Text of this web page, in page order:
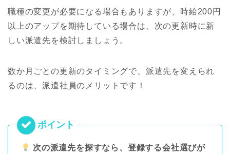
職種の変更が必要になる場合もありますが、時給200円
以上のアップを期待している場合は、次の更新時に新
しい派遣先を検討しましょう。
数か月ごとの更新のタイミングで、派遣先を変えられ
るのは、派遣社員のメリットです！
次の派遣先を探すなら、登録する会社選びが